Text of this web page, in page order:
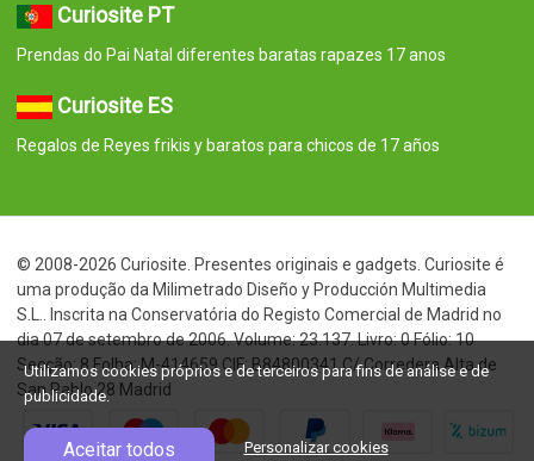
Curiosite PT
Prendas do Pai Natal diferentes baratas rapazes 17 anos
Curiosite ES
Regalos de Reyes frikis y baratos para chicos de 17 años
© 2008-2026 Curiosite. Presentes originais e gadgets. Curiosite é
uma produção da Milimetrado Diseño y Producción Multimedia
S.L.. Inscrita na Conservatória do Registo Comercial de Madrid no
dia 07 de setembro de 2006. Volume: 23.137. Livro: 0 Fólio: 10
Secção: 8 Folha: M-414659 CIF: B84800341 C/ Corredera Alta de
San Pablo 28 Madrid
Utilizamos cookies próprios e de terceiros para fins de análise e de
publicidade.
Aceitar todos Personalizar cookies